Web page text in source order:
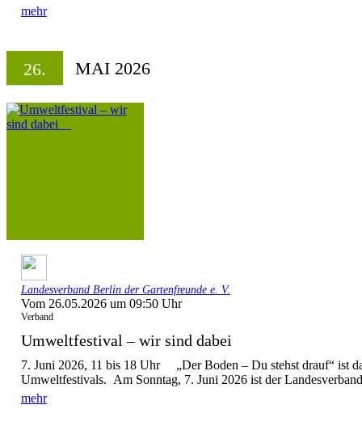
mehr
26. MAI 2026
Landesverband Berlin der Gartenfreunde e. V.
Vom 26.05.2026 um 09:50 Uhr
Verband
Umweltfestival – wir sind dabei
7. Juni 2026, 11 bis 18 Uhr „Der Boden – Du stehst drauf“ ist
Umweltfestivals. Am Sonntag, 7. Juni 2026 ist der
mehr